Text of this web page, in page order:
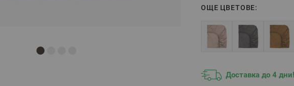
Състав: 100% памучен
** Снимката е
цветовете.
ОЩЕ ЦВЕТОВЕ:
Доставка до 4 дни!